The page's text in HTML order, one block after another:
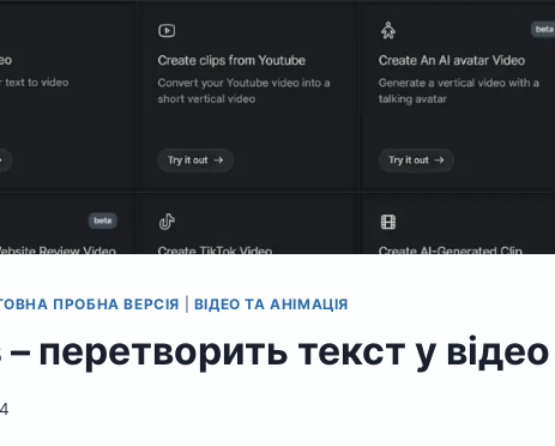
ПРОБНА ВЕРСІЯ ВІДЕО ТА АНІМАЦІЯ
перетворить текст у відео